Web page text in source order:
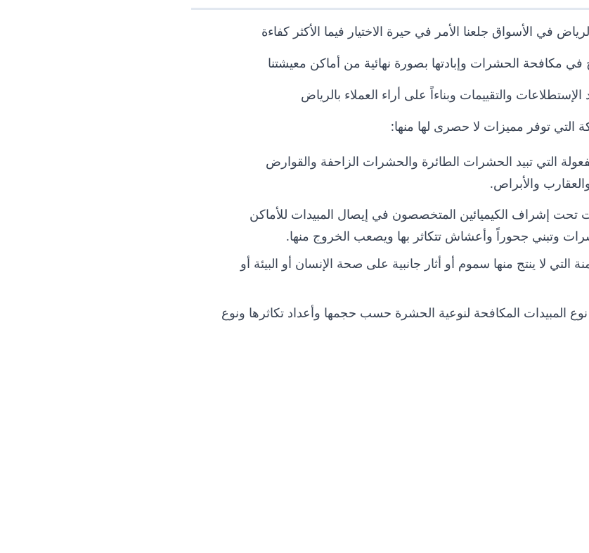
في الأسواق جلعنا الأمر في حيرة الاختيار فيما الأكثر كفاءة
في مكافحة الحشرات وإبادتها بصورة نهائية من أماكن معيشتنا
والتقييمات وبناءاً على أراء العملاء بالرياض
التي توفر مميزات لا حصرى لها منها:
التي تبيد الحشرات الطائرة والحشرات الزاحفة والقوارض
والأبراص.
تحت إشراف الكيميائين المتخصصون في إيصال المبيدات للأماكن
وتبني جحوراً وأعشاش تتكاثر بها ويصعب الخروج منها.
التي لا ينتج منها سموم أو أثار جانبية على صحة الإنسان أو البيئة أو
نوع المبيدات المكافحة لنوعية الحشرة حسب حجمها وأعداد تكاثرها ونوع